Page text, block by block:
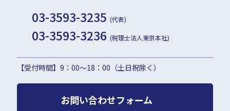
03-3593-3235 (代表)
03-3593-3236 (税理士法人東京本社)
【受付時間】9：00〜18：00（土日祝除く）
お問い合わせフォーム